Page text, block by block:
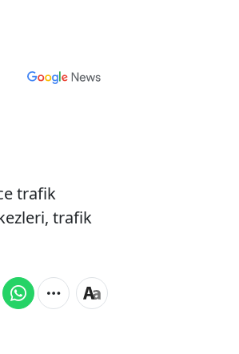
trafik
trafik